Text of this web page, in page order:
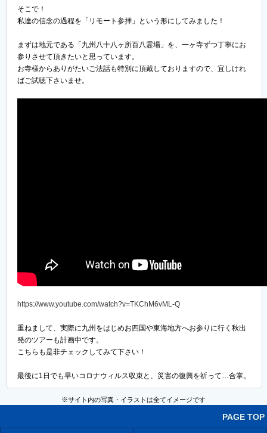
そこで！
私達の信念の過程を「リモート参拝」という形にしてみました！
まずは地元である「九州八十八ヶ所百八霊場」を、一ヶ寺ずつ丁寧にお
参りさせて頂きたいと思っています。
お寺様からありがたいご法話も特別に頂戴しておりますので、宜しけれ
ばご試聴下さいませ。
https://www.youtube.com/watch?v=TKChM6vML-Q
重ねまして、実際に九州をはじめお四国や東海地方へお参りに行く秋出
発のツアーも計画中です。
こちらも是非チェックしてみて下さい！
最後に1日でも早いコロナウィルス収束と、災害の復興を祈って…合掌。
PAGE TOP
※サイト内の写真・イラストは全てイメージです